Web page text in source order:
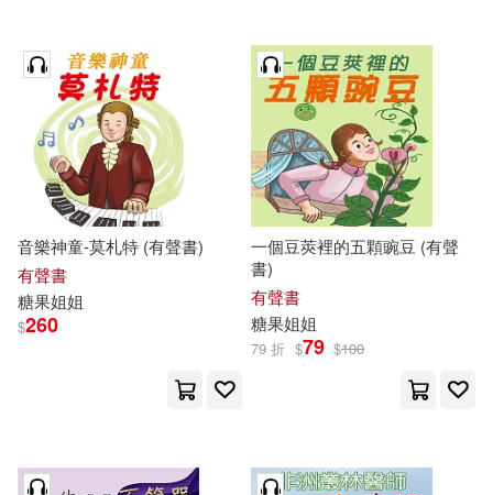
音樂神童-莫札特 (有聲書)
有聲書
糖果姐姐
$260
一個豆莢裡的五顆豌豆 (有聲
書)
有聲書
糖果姐姐
79 折 $79 $100